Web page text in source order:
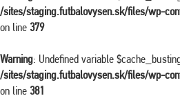
/sites/staging.futbalovysen.sk/files/wp-
on line 379
Warning: Undefined variable
/sites/staging.futbalovysen.sk/files/wp-
on line 381